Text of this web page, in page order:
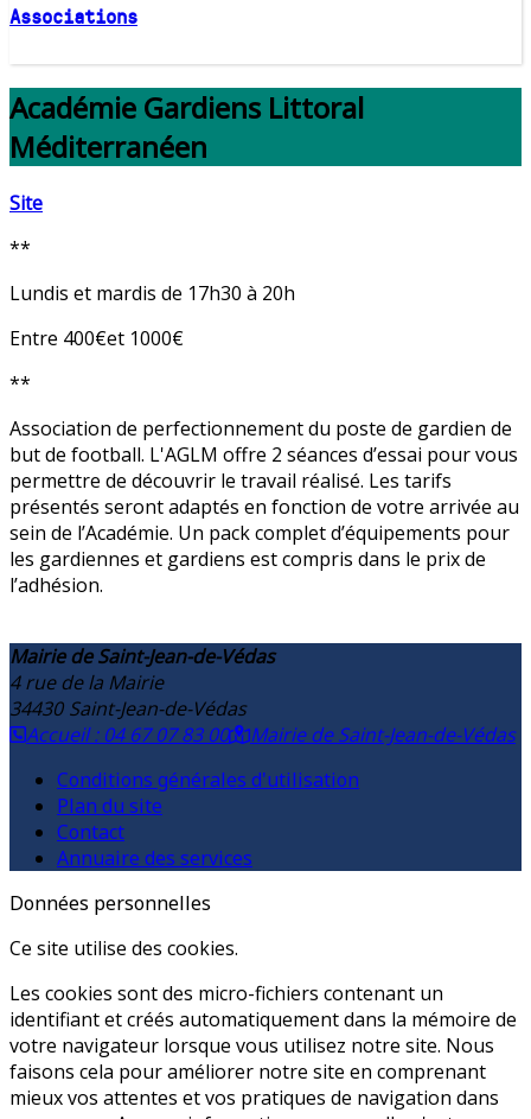
Associations
Académie Gardiens Littoral
Méditerranéen
Site
**
Lundis et mardis de 17h30 à 20h
Entre 400€et 1000€
**
Association de perfectionnement du poste de gardien de
but de football. L'AGLM offre 2 séances d’essai pour vous
permettre de découvrir le travail réalisé. Les tarifs
présentés seront adaptés en fonction de votre arrivée au
sein de l’Académie. Un pack complet d’équipements pour
les gardiennes et gardiens est compris dans le prix de
l’adhésion.
Mairie de Saint-Jean-de-Védas
4 rue de la Mairie
34430 Saint-Jean-de-Védas
Accueil : 04 67 07 83 00
Mairie de Saint-Jean-de-Védas
Conditions générales d'utilisation
Plan du site
Contact
Annuaire des services
Données personnelles
Ce site utilise des cookies.
Les cookies sont des micro-fichiers contenant un
identifiant et créés automatiquement dans la mémoire de
votre navigateur lorsque vous utilisez notre site. Nous
faisons cela pour améliorer notre site en comprenant
mieux vos attentes et vos pratiques de navigation dans